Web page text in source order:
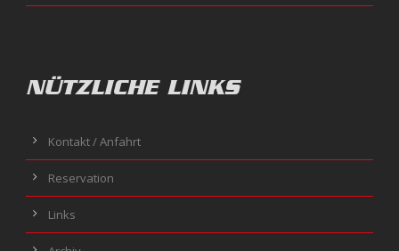
NÜTZLICHE LINKS
Kontakt / Anfahrt
Reservation
Links